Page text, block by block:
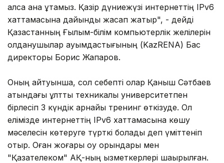
алсақ қана ұтамыз. Қазір дүниежүзі интернеттің IРv6
хаттамасына дайындық жасап жатыр", - дейді
Қазақстанның Ғылым-білім компьютерлік желілерін
қолданушылар қауымдастығының (KazRENA) Бас
директоры Борис Жапаров.
Оның айтуынша, сол себепті олар Қаныш Сәтбаев
атындағы ұлттық техникалық университетпен
бірлесіп 3 күндік арнайы тренинг өткізуде. Ол
елімізде интернеттің IРv6 хаттамасына көшу
мәселесін көтеруге түрткі болады деп үміттеніп
отыр. Оған жоғары оқу орындары мен
"Қазақтелеком" АҚ-ның қызметкерлері шақырылған.